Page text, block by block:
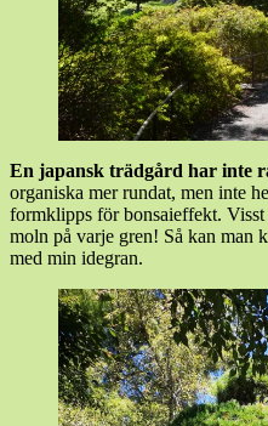
En japansk trädgård har inte
organiska mer rundat, men inte
formklipps för bonsaieffekt.
moln på varje gren! Så kan man
med min idegran.